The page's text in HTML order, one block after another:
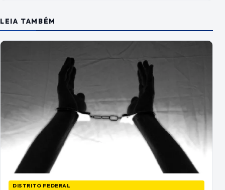
LEIA TAMBÉM
DISTRITO FEDERAL